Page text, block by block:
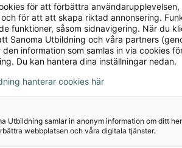
för att förbättra användarupplevelsen,
för att att skapa riktad annonsering.
funktioner, såsom sidnavigering. När du
Sanoma Utbildning och våra partners
information som samlas in via cookies
Du kan hantera dina inställningar nedan.
hanterar cookies här
Utbildning samlar in anonym information om ditt
webbplatsen och våra digitala tjänster.